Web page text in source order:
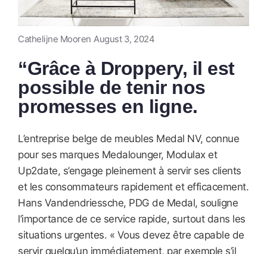
Cathelijne Mooren August 3, 2024
“Grâce à Droppery, il est
possible de tenir nos
promesses en ligne.
L’entreprise belge de meubles Medal NV, connue
pour ses marques Medalounger, Modulax et
Up2date, s’engage pleinement à servir ses clients
et les consommateurs rapidement et efficacement.
Hans Vandendriessche, PDG de Medal, souligne
l’importance de ce service rapide, surtout dans les
situations urgentes. « Vous devez être capable de
servir quelqu’un immédiatement, par exemple s’il